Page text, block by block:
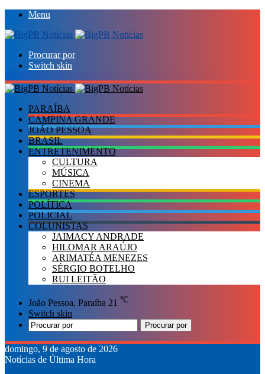
Menu
Procurar por
Switch skin
PARAÍBA
CAMPINA GRANDE
JOÃO PESSOA
BRASIL
ENTRETENIMENTO
CULTURA
MÚSICA
CINEMA
ESPORTES
POLÍTICA
POLICIAL
COLUNISTAS
JAIMACY ANDRADE
HILOMAR ARAÚJO
ARIMATÉA MENEZES
SÉRGIO BOTELHO
RUI LEITÃO
João Pessoa, Paraíba 21 ℃
Switch skin
Procurar por
domingo, 9 de agosto de 2026
Notícias de Última Hora